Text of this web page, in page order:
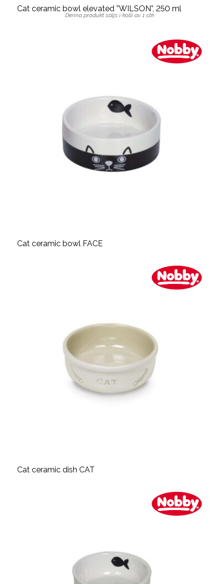
Cat ceramic bowl elevated ”WILSON”, 250 ml
Denna produkt säljs i kolli av 1 stk
Cat ceramic bowl FACE
Cat ceramic dish CAT